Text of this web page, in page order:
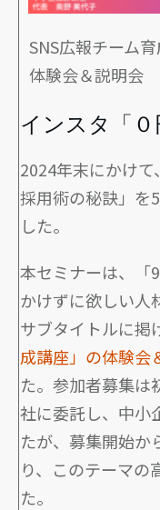
SNS広報チーム
体験会＆説明会
インスタ「
2024年末にかけ
採用術の秘訣」を
した。
本セミナーは、「
かけずに欲しい人
サブタイトルに掲
成講座」の体験会
た。参加者募集は
社に委託し、中小
たが、募集開始か
り、このテーマの